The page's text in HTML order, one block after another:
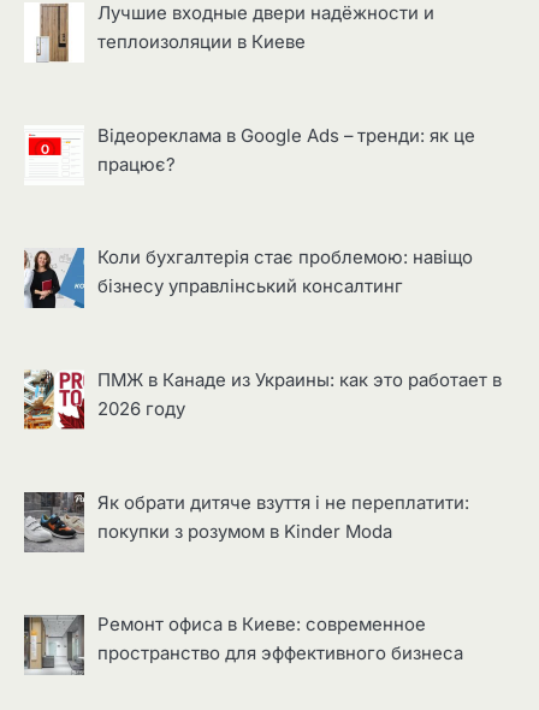
Лучшие входные двери надёжности и
теплоизоляции в Киеве
Відеореклама в Google Ads – тренди: як це
працює?
Коли бухгалтерія стає проблемою: навіщо
бізнесу управлінський консалтинг
ПМЖ в Канаде из Украины: как это работает в
2026 году
Як обрати дитяче взуття і не переплатити:
покупки з розумом в Kinder Moda
Ремонт офиса в Киеве: современное
пространство для эффективного бизнеса